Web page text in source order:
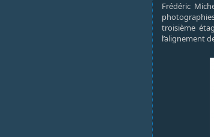
Frédéric
troisième
l’alignement